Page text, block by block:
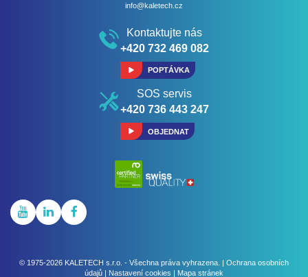
info@kaletech.cz
Kontaktujte nás
+420 732 469 082
POPTÁVKA
SOS servis
+420 736 443 247
OBJEDNAT
© 1975-2026 KALETECH s.r.o. - Všechna práva vyhrazena. | Ochrana osobních
údajů | Nastavení cookies | Mapa stránek